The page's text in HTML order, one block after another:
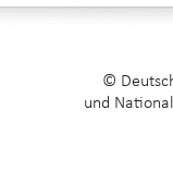
©
und